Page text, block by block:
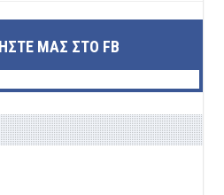
ΜΑΣ ΣΤΟ FB